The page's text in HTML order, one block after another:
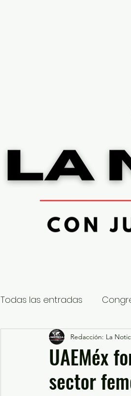
Todas las entradas
Nacional
Educación y Cultura
UAEMéx
sector
Redacción: La